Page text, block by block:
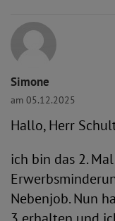
Simone
am 05.12.2025
Hallo, Herr
ich bin das 2.
Nebenjob. Nun